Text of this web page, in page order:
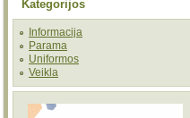
Kategorijos
Informacija
Parama
Uniformos
Veikla